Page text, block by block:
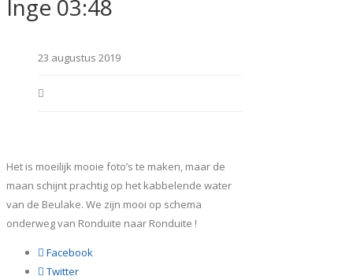
Inge 03:48
23 augustus 2019
Het is moeilijk mooie foto’s te maken, maar de
maan schijnt prachtig op het kabbelende water
van de Beulake. We zijn mooi op schema
onderweg van Ronduite naar Ronduite !
Facebook
Twitter